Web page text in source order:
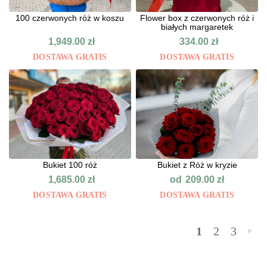
100 czerwonych róż w koszu
1,949.00zł
DOSTAWA GRATIS
Flower box z czerwonych róż i
białych margaretek
334.00zł
DOSTAWA GRATIS
Bukiet 100 róż
1,685.00zł
DOSTAWA GRATIS
Bukiet z Róż w kryzie
od 209.00zł
DOSTAWA GRATIS
1 2 3 »